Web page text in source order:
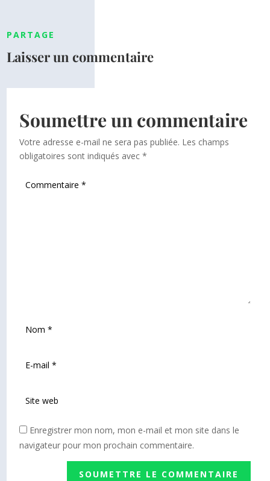
PARTAGE
Laisser un commentaire
Soumettre un commentaire
Votre adresse e-mail ne sera pas publiée. Les champs
obligatoires sont indiqués avec*
Enregistrer mon nom, mon e-mail et mon site dans le
navigateur pour mon prochain commentaire.
SOUMETTRE LE COMMENTAIRE